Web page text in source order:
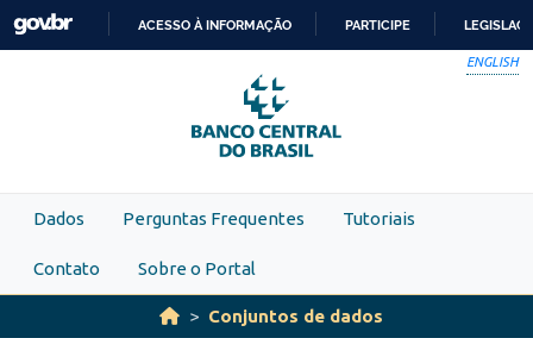
Skip to main content
PARA
O
CONTEÚDO
ACESSO À INFORMAÇÃO PARTICIPE
ENGLISH
Dados Perguntas Frequentes Tutoriais
Contato Sobre o Portal
Conjuntos de dados